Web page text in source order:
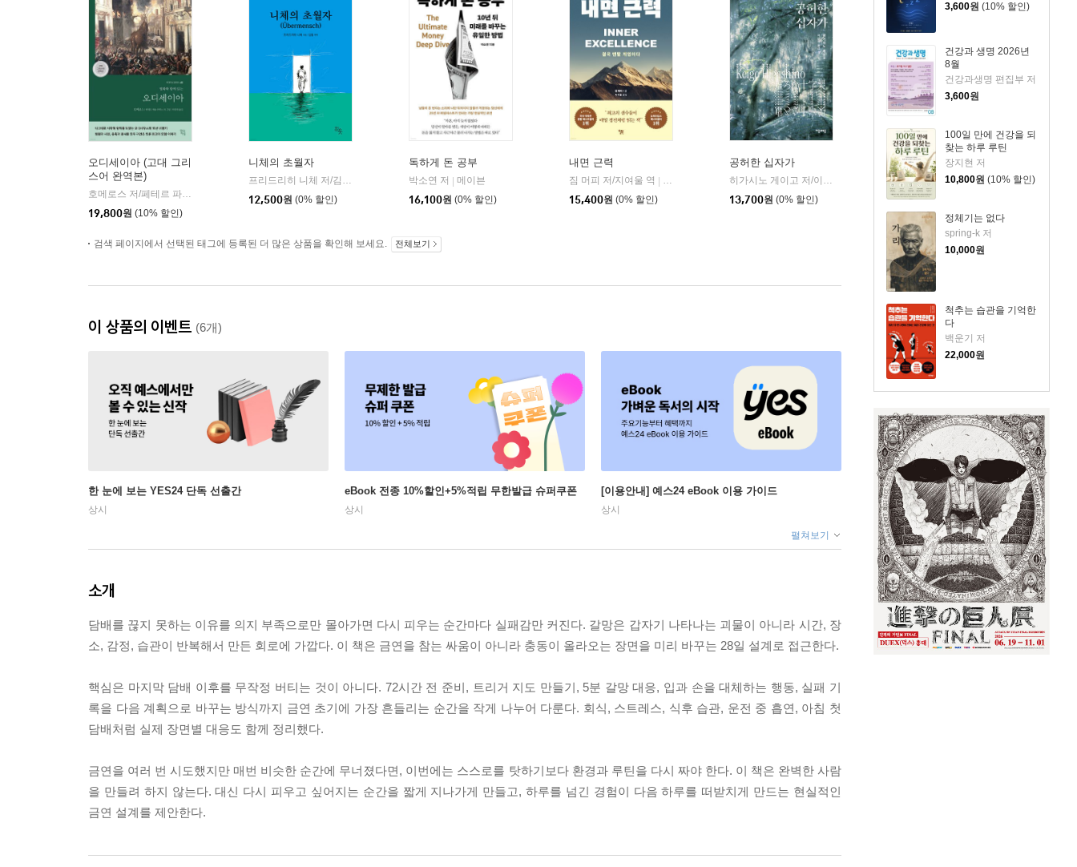
3,600원 (10% 할인)
건강과 생명 2026년
8월
건강과생명 편집부 저
3,600원
100일 만에 건강을 되
찾는 하루 루틴
장지현 저
10,800원 (10% 할인)
정체기는 없다
spring-k 저
10,000원
척추는 습관을 기억한
다
백운기 저
22,000원
오디세이아 (고대 그리
스어 완역본)
| 현대지성
19,800원 (10% 할인)
니체의 초월자
12,500원 (0% 할인)
독하게 돈 공부
박소연 저 | 메이븐
16,100원 (0% 할인)
내면 근력
짐 머피 저/지여울 역 |
15,400원 (0% 할인)
공허한 십자가
자음과모음
13,700원 (0% 할인)
검색 페이지에서 선택된 태그에 등록된 더 많은 상품을 확인해 보세요. 전체보기
이 상품의 이벤트 (6개)
한 눈에 보는 YES24 단독 선출간
상시
eBook 전종 10%할인+5%적립 무한발급 슈퍼쿠폰
상시
[이용안내] 예스24 eBook 이용 가이드
상시
펼쳐보기
소개
담배를 끊지 못하는 이유를 의지 부족으로만 몰아가면 다시 피우는 순간마다 실패감만 커진다. 갈망은 갑자기 나타나는 괴물이 아니라 시간, 장
소, 감정, 습관이 반복해서 만든 회로에 가깝다. 이 책은 금연을 참는 싸움이 아니라 충동이 올라오는 장면을 미리 바꾸는 28일 설계로 접근한다.
핵심은 마지막 담배 이후를 무작정 버티는 것이 아니다. 72시간 전 준비, 트리거 지도 만들기, 5분 갈망 대응, 입과 손을 대체하는 행동, 실패 기
록을 다음 계획으로 바꾸는 방식까지 금연 초기에 가장 흔들리는 순간을 작게 나누어 다룬다. 회식, 스트레스, 식후 습관, 운전 중 흡연, 아침 첫
담배처럼 실제 장면별 대응도 함께 정리했다.
금연을 여러 번 시도했지만 매번 비슷한 순간에 무너졌다면, 이번에는 스스로를 탓하기보다 환경과 루틴을 다시 짜야 한다. 이 책은 완벽한 사람
을 만들려 하지 않는다. 대신 다시 피우고 싶어지는 순간을 짧게 지나가게 만들고, 하루를 넘긴 경험이 다음 하루를 떠받치게 만드는 현실적인
금연 설계를 제안한다.